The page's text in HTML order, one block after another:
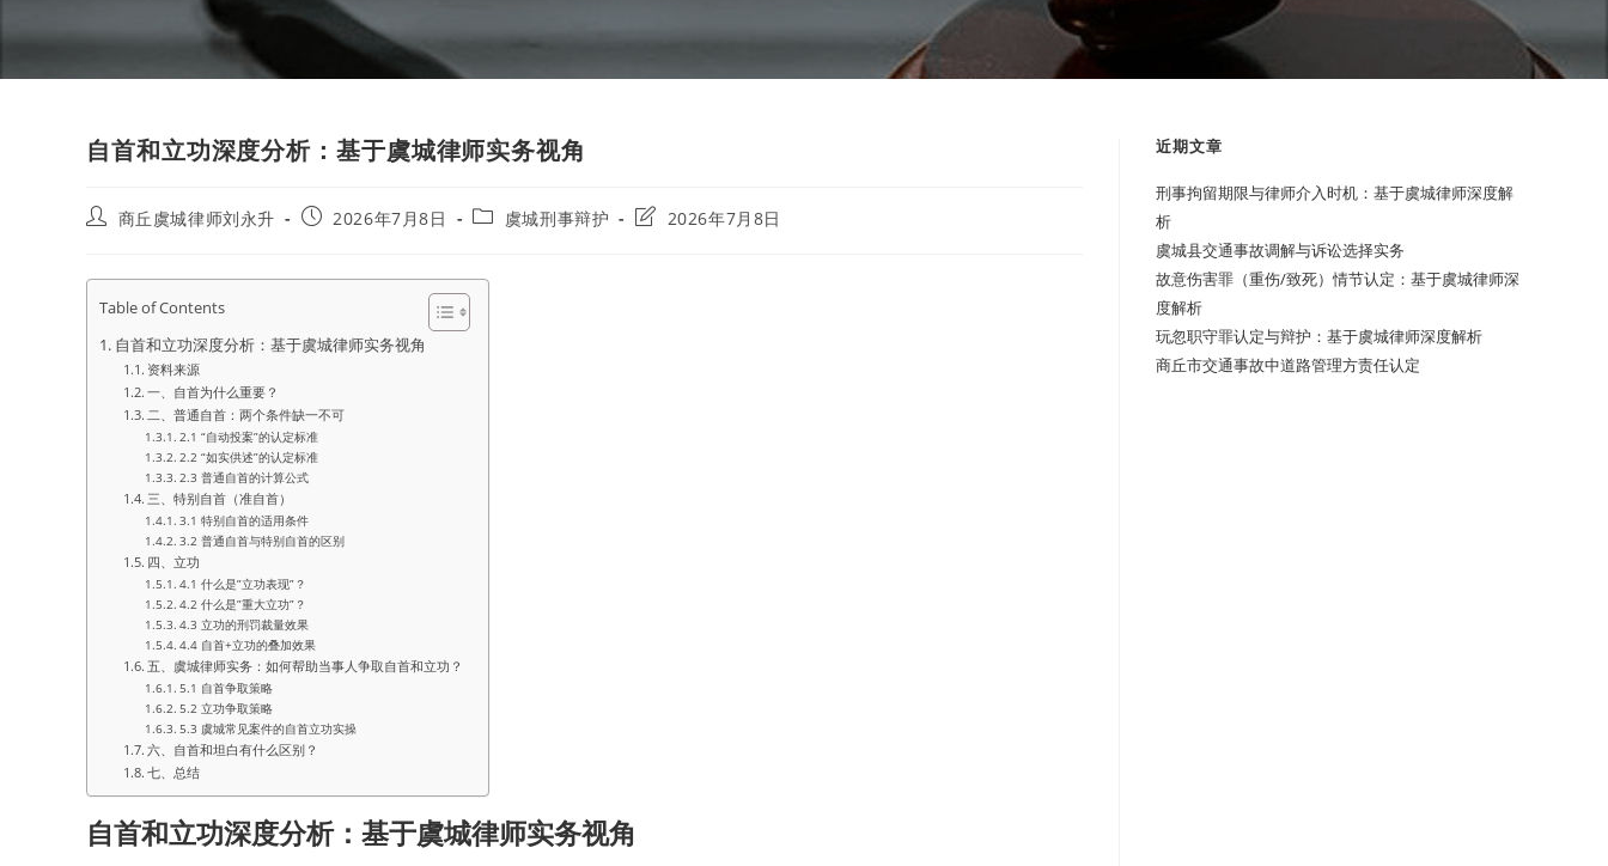
自首和立功深度分析：基于虞城律师实务视角
Post商丘虞城律师刘永升
Post2026年7月8日
Post虞城刑事辩护
Post2026年7月8日
Table of Contents
自首和立功深度分析：基于虞城律师实务视角
资料来源
一、自首为什么重要？
二、普通自首：两个条件缺一不可
2.1 “自动投案”的认定标准
2.2 “如实供述”的认定标准
2.3 普通自首的计算公式
三、特别自首（准自首）
3.1 特别自首的适用条件
3.2 普通自首与特别自首的区别
四、立功
4.1 什么是”立功表现”？
4.2 什么是”重大立功”？
4.3 立功的刑罚裁量效果
4.4 自首+立功的叠加效果
五、虞城律师实务：如何帮助当事人争取自首和立功？
5.1 自首争取策略
5.2 立功争取策略
5.3 虞城常见案件的自首立功实操
六、自首和坦白有什么区别？
七、总结
自首和立功深度分析：基于虞城律师实务视角
近期文章
刑事拘留期限与律师介入时机：基于虞城律师深度解
析
虞城县交通事故调解与诉讼选择实务
故意伤害罪（重伤/致死）情节认定：基于虞城律师深
度解析
玩忽职守罪认定与辩护：基于虞城律师深度解析
商丘市交通事故中道路管理方责任认定